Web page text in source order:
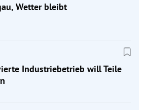
Wetter bleibt
Industriebetrieb will Teile